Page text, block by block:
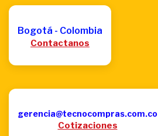
Bogotá - Colombia
Contactanos
gerencia@tecnocompras.com.co
Cotizaciones